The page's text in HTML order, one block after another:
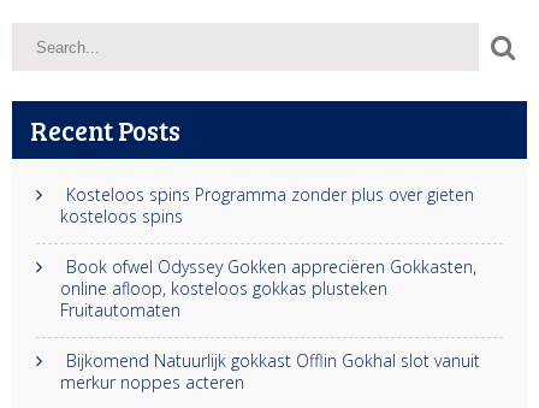
Recent Posts
Kosteloos spins Programma zonder plus over gieten
kosteloos spins
Book ofwel Odyssey Gokken appreciëren Gokkasten,
online afloop, kosteloos gokkas plusteken
Fruitautomaten
Bijkomend Natuurlijk gokkast Offlin Gokhal slot vanuit
merkur noppes acteren